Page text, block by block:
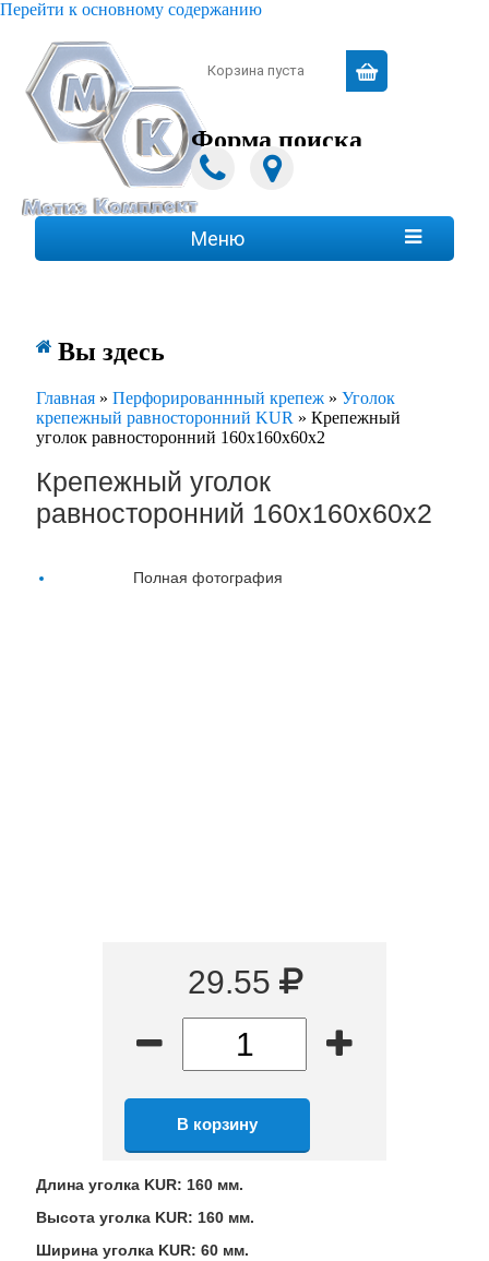
Перейти к основному содержанию
Корзина пуста
Форма поиска
Меню
 Вы здесь
Главная » Перфорированнный крепеж » Уголок
крепежный равносторонний KUR » Крепежный
уголок равносторонний 160х160х60х2
Крепежный уголок
равносторонний 160х160х60х2
Полная фотография
29.55
Длина уголка KUR: 160 мм.
Высота уголка KUR: 160 мм.
Ширина уголка KUR: 60 мм.